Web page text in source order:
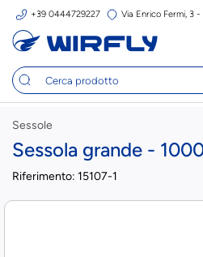
+39 0444729227 Via Enrico Fermi, 3
Sessole
Sessola grande -
Riferimento: 15107-1